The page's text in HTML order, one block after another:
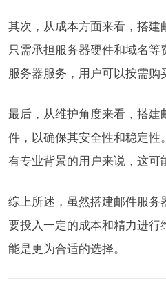
其次，从成本方面来看，搭
只需承担服务器硬件和域名
服务器服务，用户可以按需购
最后，从维护角度来看，搭
件，以确保其安全性和稳定
有专业背景的用户来说，这可
综上所述，虽然搭建邮件服
要投入一定的成本和精力进
能是更为合适的选择。